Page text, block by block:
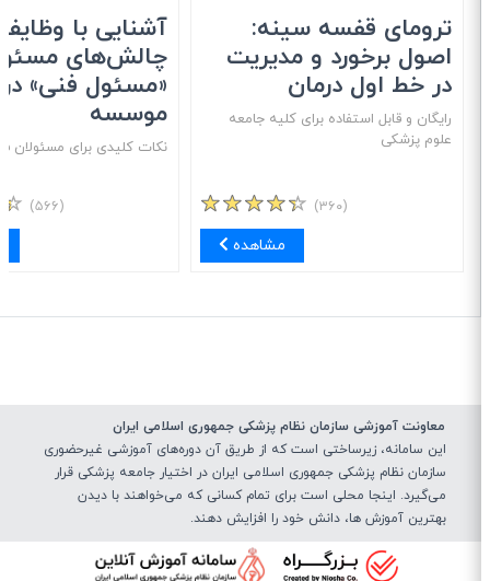
ترومای قفسه سینه:
اصول برخورد و مدیریت
در خط اول درمان
رایگان و قابل استفاده برای کلیه جامعه
علوم پزشکی
مشاهده
آشنایی با
چالش‌های
«مسئول فنی» در
موسسه
نکات کلیدی برای مسئولان
معاونت آموزشی سازمان نظام پزشکی جمهوری اسلامی ایران
این سامانه، زیرساختی‌ است که از طریق آن دوره‌های آموزشی غیرحضوری
سازمان نظام پزشکی جمهوری اسلامی ایران در اختیار جامعه پزشکی قرار
می‌گیرد. اینجا محلی است برای تمام کسانی که می‌خواهند با دیدن
بهترین آموزش ها، دانش خود را افزایش دهند.